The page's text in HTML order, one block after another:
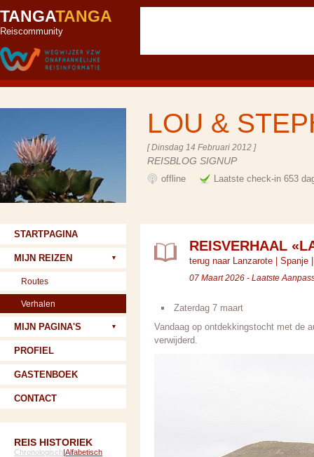
TANGATANGA
Reiscommunity
LOU &
[ Dinsdag 14 Februari 2012 ]
REISBLOG SIGNUP
offline Laatste check-in 653
REISVERHAAL
terug naar Lanzarote Spanje
07 Maart 2026 - Laatste
Zaterdag 7 maart
Vandaag op ontdekkingstocht met de
verwijderd.
STARTPAGINA
MIJN REIZEN
Routes
Verhalen
MIJN PAGINA'S
PROFIEL
GASTENBOEK
CONTACT
REIS HISTORIEK
Chronologisch|Alfabetisch